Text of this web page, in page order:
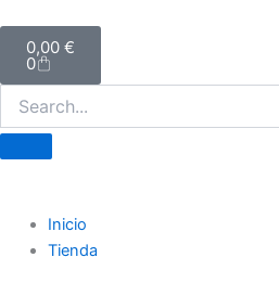
contenido
0,00 €
0
Carrito
Inicio
Tienda